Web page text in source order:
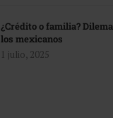
¿Crédito o familia?
los mexicanos
1 julio, 2025